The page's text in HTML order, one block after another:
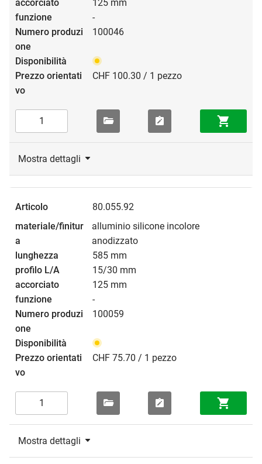
125 mm
-
100046
CHF 100.30 / 1 pezzo
Mostra dettagli
80.055.92
alluminio silicone incolore
anodizzato
585 mm
15/30 mm
125 mm
-
100059
CHF 75.70 / 1 pezzo
Mostra dettagli